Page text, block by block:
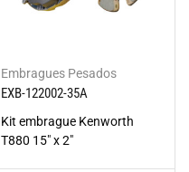
Embragues Pesados
EXB-122002-35A
Kit embrague Kenworth
T880 15" x 2"